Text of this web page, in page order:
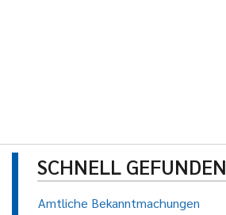
SCHNELL GEFUNDEN
Amtliche Bekanntmachungen